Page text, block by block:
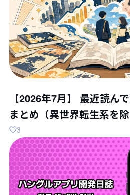
【2026年7月】 最近読ん
まとめ（異世界転生系を除
3